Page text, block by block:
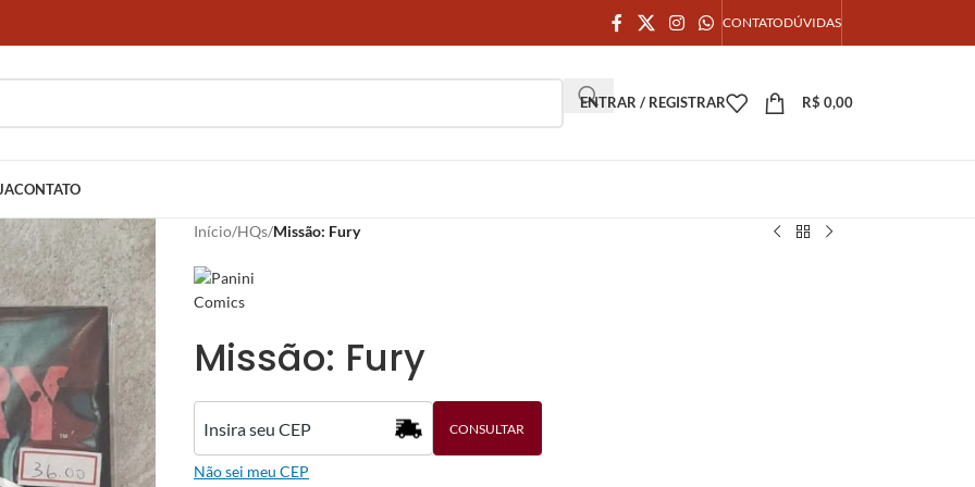
CONTATODÚVIDAS
ENTRAR / REGISTRAR R$ 0,00
CONTATO
Início/HQs/Missão: Fury
Missão: Fury
CONSULTAR
Não sei meu CEP